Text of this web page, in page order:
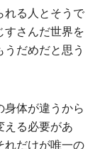
れる人とそうで
さんだ世界を
だめだと思う
身体が違うから
える必要があ
れだけが唯一の